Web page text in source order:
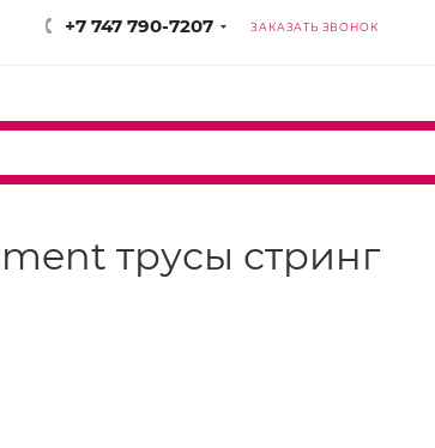
+7 747 790-7207 ЗАКАЗАТЬ ЗВОНОК
трусы стринг